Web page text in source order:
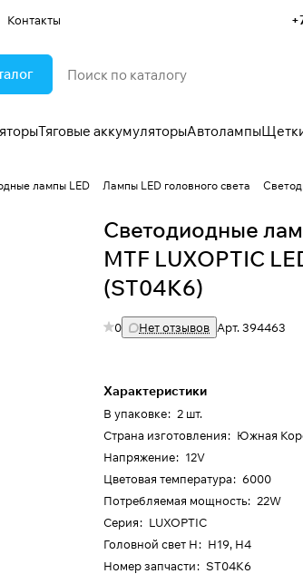
Контакты
Тяговые аккумуляторыАвтолампы
лампы LED Лампы LED головного света
Светодиодные
MTF LUXOPTIC
(ST04K6)
0 Нет отзывов Арт.394463
Характеристики
В упаковке: 2 шт.
Страна изготовления: Южная
Напряжение: 12V
Цветовая температура: 6000
Потребляемая мощность: 22W
Серия: LUXOPTIC
Головной свет H: H19, H4
Номер запчасти: ST04K6